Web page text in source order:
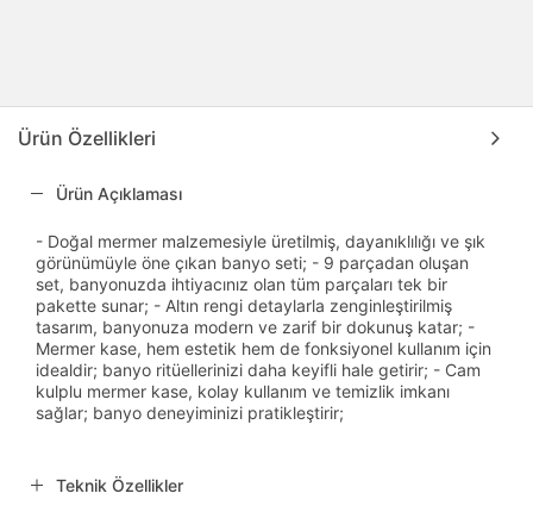
Ürün Özellikleri
Ürün Açıklaması
- Doğal mermer malzemesiyle üretilmiş, dayanıklılığı ve şık
görünümüyle öne çıkan banyo seti; - 9 parçadan oluşan
set, banyonuzda ihtiyacınız olan tüm parçaları tek bir
pakette sunar; - Altın rengi detaylarla zenginleştirilmiş
tasarım, banyonuza modern ve zarif bir dokunuş katar; -
Mermer kase, hem estetik hem de fonksiyonel kullanım için
idealdir; banyo ritüellerinizi daha keyifli hale getirir; - Cam
kulplu mermer kase, kolay kullanım ve temizlik imkanı
sağlar; banyo deneyiminizi pratikleştirir;
Teknik Özellikler